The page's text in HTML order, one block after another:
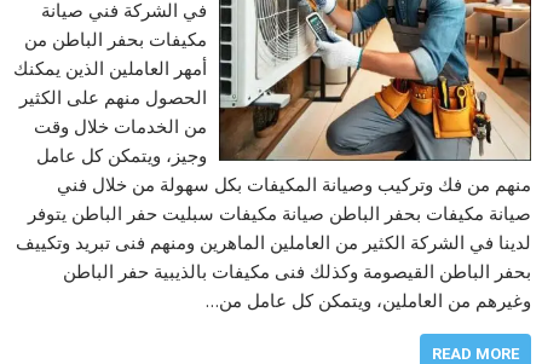
في الشركة فني صيانة
مكيفات بحفر الباطن من
أمهر العاملين الذين يمكنك
الحصول منهم على الكثير
من الخدمات خلال وقت
وجيز، ويتمكن كل عامل
منهم من فك وتركيب وصيانة المكيفات بكل سهولة من خلال فني
صيانة مكيفات بحفر الباطن صيانة مكيفات سبليت حفر الباطن يتوفر
لدينا في الشركة الكثير من العاملين الماهرين ومنهم فنى تبريد وتكييف
بحفر الباطن القيصومة وكذلك فنى مكيفات بالذيبية حفر الباطن
وغيرهم من العاملين، ويتمكن كل عامل من…
READ MORE